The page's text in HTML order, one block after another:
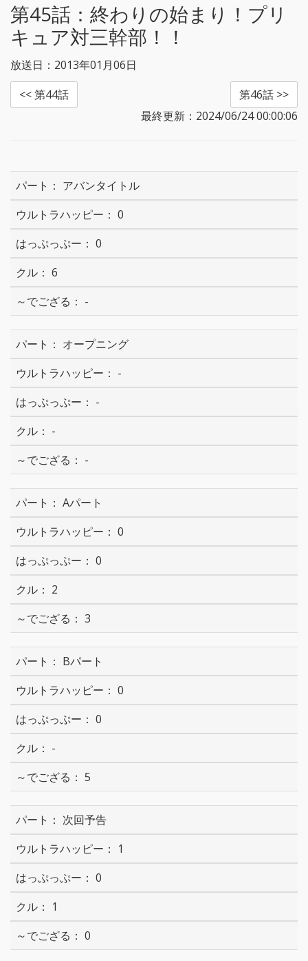
第45話： 終わりの始まり！プリ
キュア対三幹部！！
放送日：2013年01月06日
<< 第44話
第46話 >>
最終更新：2024/06/24 00:00:06
アバンタイトル
0
0
6
-
オープニング
-
-
-
-
Aパート
0
0
2
3
Bパート
0
0
-
5
次回予告
1
0
1
0